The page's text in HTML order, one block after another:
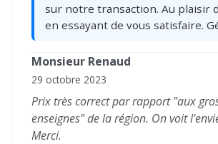
sur notre transaction. Au plaisir
en essayant de vous satisfaire.
Monsieur Renaud
29 octobre 2023
Prix très correct par rapport "aux
enseignes" de la région. On voit
Merci.